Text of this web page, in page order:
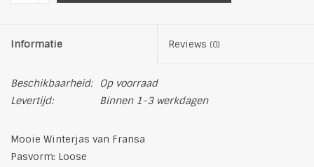
Informatie Reviews (0)
Beschikbaarheid:
Op voorraad
Levertijd:
Binnen 1-3 werkdagen
Mooie Winterjas van Fransa
Pasvorm: Loose